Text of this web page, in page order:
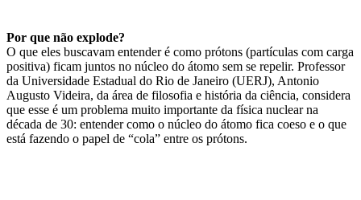
Por que não explode?
O que eles buscavam entender é como prótons (partículas com carga
positiva) ficam juntos no núcleo do átomo sem se repelir. Professor
da Universidade Estadual do Rio de Janeiro (UERJ), Antonio
Augusto Videira, da área de filosofia e história da ciência, considera
que esse é um problema muito importante da física nuclear na
década de 30: entender como o núcleo do átomo fica coeso e o que
está fazendo o papel de “cola” entre os prótons.